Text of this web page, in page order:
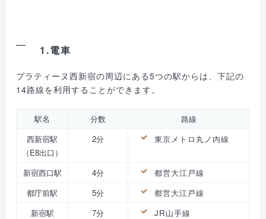
1.電車
プラティーヌ西新宿の周辺にある5つの駅からは、下記の
14路線を利用することができます。
駅名 分数
路線
西新宿駅
（E8出口）
2分 東京メトロ丸ノ内線
新宿西口駅 4分
都営大江戸線
都庁前駅
5分
都営大江戸線
新宿駅
7分
JR山手線